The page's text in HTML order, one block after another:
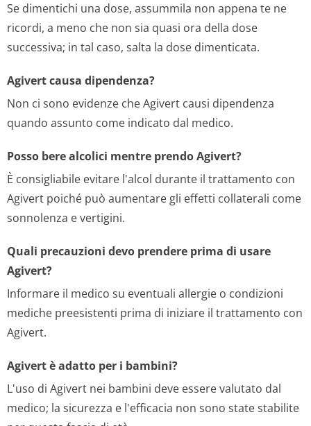
Se dimentichi una dose, assummila non appena te ne
ricordi, a meno che non sia quasi ora della dose
successiva; in tal caso, salta la dose dimenticata.
Agivert causa dipendenza?
Non ci sono evidenze che Agivert causi dipendenza
quando assunto come indicato dal medico.
Posso bere alcolici mentre prendo Agivert?
È consigliabile evitare l'alcol durante il trattamento con
Agivert poiché può aumentare gli effetti collaterali come
sonnolenza e vertigini.
Quali precauzioni devo prendere prima di usare
Agivert?
Informare il medico su eventuali allergie o condizioni
mediche preesistenti prima di iniziare il trattamento con
Agivert.
Agivert è adatto per i bambini?
L'uso di Agivert nei bambini deve essere valutato dal
medico; la sicurezza e l'efficacia non sono state stabilite